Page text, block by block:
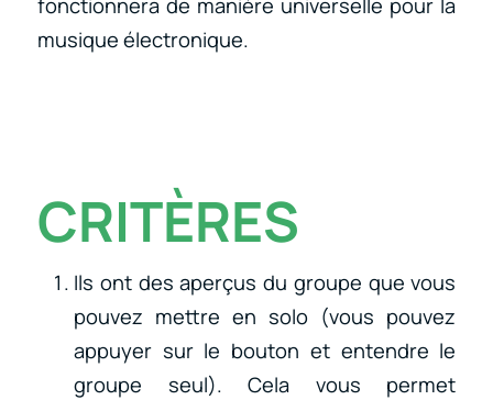
musique électronique.
CRITÈRES
Ils ont des aperçus du groupe que vous
pouvez mettre en solo (vous pouvez
appuyer sur le bouton et entendre le
groupe seul). Cela vous permet